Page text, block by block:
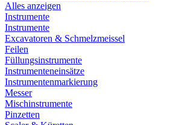
Alles anzeigen
Instrumente
Instrumente
Excavatoren & Schmelzmeissel
Feilen
Füllungsinstrumente
Instrumenteneinsätze
Instrumentenmarkierung
Messer
Mischinstrumente
Pinzetten